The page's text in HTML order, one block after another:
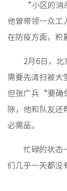
“小区的消
他曾带领一众工
在防疫方面，积
2月6日，北
需要先清扫被大
但张广兵“要确
隙，他和队友还
必需品。
忙碌的状态
们几乎一天都没